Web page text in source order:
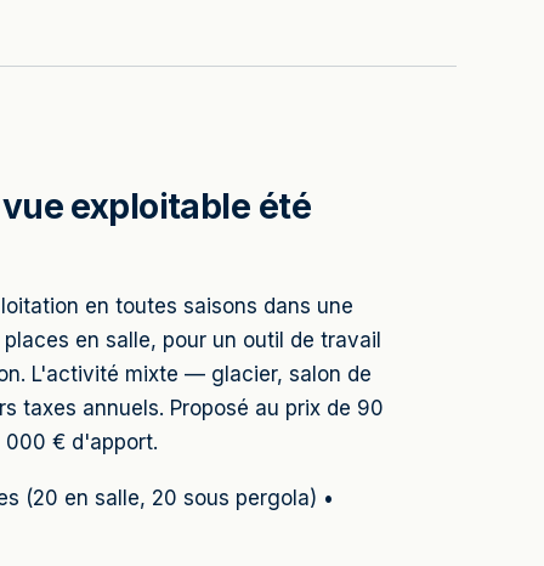
exploitable été
en toutes saisons dans une
en salle, pour un outil de travail
L'activité mixte — glacier, salon de
taxes annuels. Proposé au prix de 90
000 € d'apport.
(20 en salle, 20 sous pergola) •